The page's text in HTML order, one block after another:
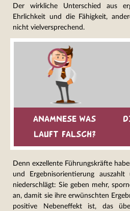
Der wirkliche Unterschied aus
Ehrlichkeit und die Fähigkeit,
nicht vielversprechend.
ANAMNESE WAS
LAUFT FALSCH?
Denn exzellente Führungskräfte
und Ergebnisorientierung
niederschlägt: Sie geben mehr,
an, damit sie ihre erwünschten
positive Nebeneffekt ist, das